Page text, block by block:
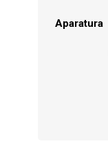
Aparatura